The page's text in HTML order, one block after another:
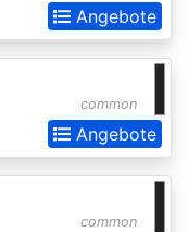
Angebote
common
Angebote
common